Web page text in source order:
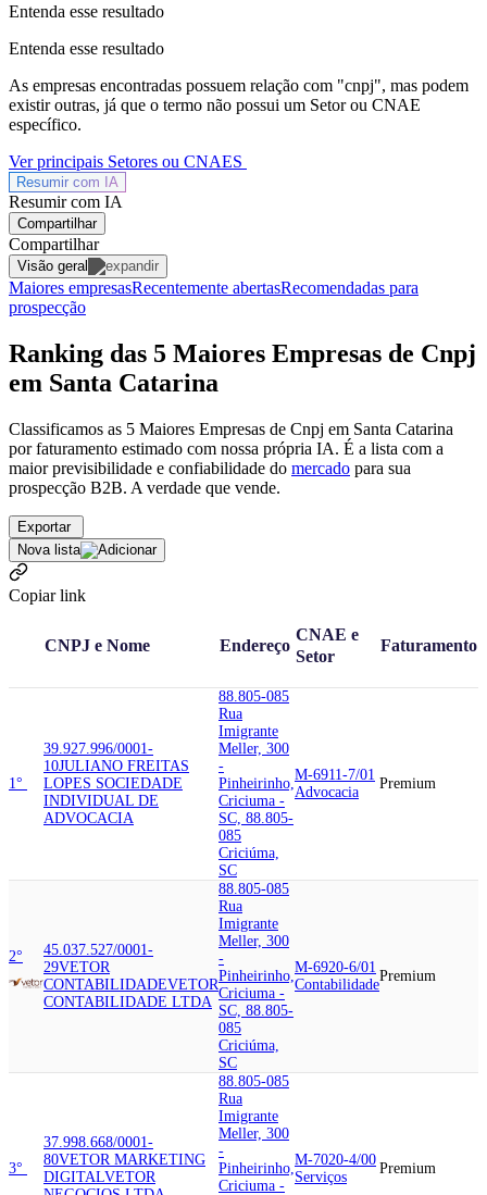
Entenda esse resultado
Entenda esse resultado
As empresas encontradas possuem relação com "cnpj", mas podem
existir outras, já que o termo não possui um Setor ou CNAE
específico.
Ver principais Setores ou CNAES
Resumir com IA
Resumir com IA
Compartilhar
Compartilhar
Visão geral
Maiores empresasRecentemente abertasRecomendadas para
prospecção
Ranking das 5 Maiores Empresas de Cnpj
em Santa Catarina
Classificamos as 5 Maiores Empresas de Cnpj em Santa Catarina
por faturamento estimado com nossa própria IA. É a lista com a
maior previsibilidade e confiabilidade do mercado para sua
prospecção B2B. A verdade que vende.
Exportar
Nova lista
Copiar link
CNPJ e Nome Endereço
CNAE e
Setor
Faturamento
1°
39.927.996/0001-
10JULIANO FREITAS
LOPES SOCIEDADE
INDIVIDUAL DE
ADVOCACIA
88.805-085
Rua
Imigrante
Meller, 300
-
Pinheirinho,
Criciuma -
SC, 88.805-
085
Criciúma,
SC
M-6911-7/01
Advocacia
Premium
2°
45.037.527/0001-
29VETOR
CONTABILIDADEVETOR
CONTABILIDADE LTDA
88.805-085
Rua
Imigrante
Meller, 300
-
Pinheirinho,
Criciuma -
SC, 88.805-
085
Criciúma,
SC
M-6920-6/01
Contabilidade
Premium
3°
37.998.668/0001-
80VETOR MARKETING
DIGITALVETOR
88.805-085
Rua
Imigrante
Meller, 300
-
Pinheirinho,
Criciuma -
M-7020-4/00
Serviços
Premium